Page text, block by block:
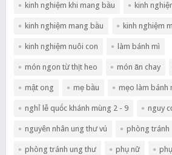
kinh nghiệm khi mang bầu kinh
kinh nghiệm mang bầu kinh nghiệm
kinh nghiệm nuôi con làm bánh mì
món ngon từ thịt heo món ăn chay
mật ong mẹ bầu mẹo làm bánh
nghỉ lễ quốc khánh mùng 2 - 9 nguy
nguyên nhân ung thư vú phòng tránh
phòng tránh ung thư phụ nữ